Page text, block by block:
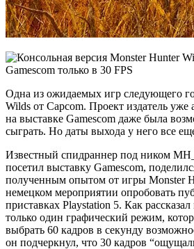
Одна из ожидаемых игр следующего
Wilds от Capcom. Проект издатель уже
на выставке Gamescom даже была
сыграть. Но даты выхода у него все
Известный спидраннер под ником
посетил выставку Gamescom,
полученным опытом от игры Monster
немецком мероприятии опробовать
приставках Playstation 5. Как
только один графический режим,
выбрать 60 кадров в секунду
он подчеркнул, что 30 кадров